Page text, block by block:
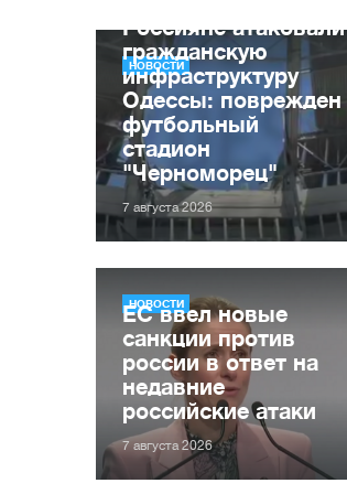
НОВОСТИ
Россияне атаковали
гражданскую
инфраструктуру
Одессы: поврежден
футбольный
стадион
"Черноморец"
7 августа 2026
НОВОСТИ
ЕС ввел новые
санкции против
россии в ответ на
недавние
российские атаки
7 августа 2026